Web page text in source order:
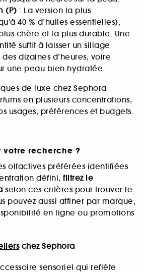
(P) : La version la plus
40 % d’huiles essentielles),
chère et la plus durable. Une
suffit à laisser un sillage
dizaines d’heures, voire
une peau bien hydratée.
de luxe chez Sephora
en plusieurs concentrations,
usages, préférences et budgets.
recherche ?
olfactives préférées identifiées
défini, filtrez le
selon ces critères pour trouver le
pouvez aussi affiner par marque,
en ligne ou promotions
chez Sephora
sensoriel qui reflète